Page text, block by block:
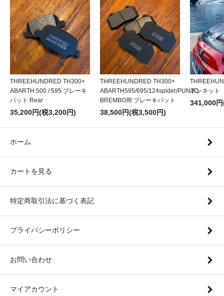
THREEHUNDRED TH300+
ABARTH 500 / 595 ブレーキ
パット Rear
35,200円(税3,200円)
THREEHUNDRED TH300+
ABARTH595/695/124spider/PUNTO
BREMBO用 ブレーキパット
38,500円(税3,500円)
ボンネット
341,000
ホーム
カートを見る
特定商取引法に基づく表記
プライバシーポリシー
お問い合わせ
マイアカウント